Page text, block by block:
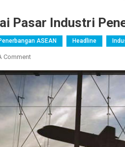
Pasar Industri
ASEAN Headline
CommentOn
Pasar
Industri
Penerbangan
Di
ASEAN